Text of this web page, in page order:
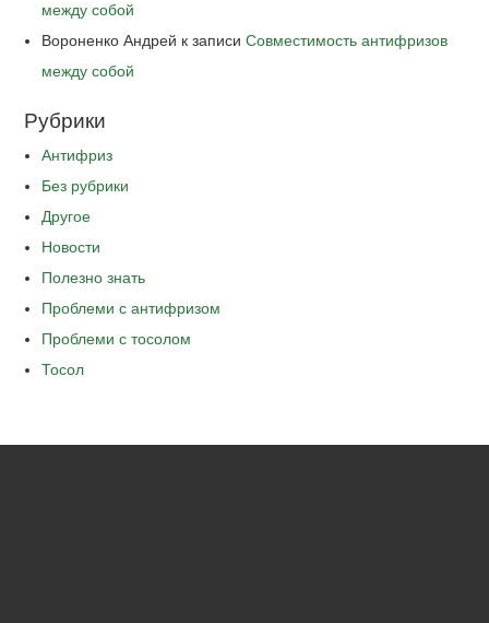
между собой
Вороненко Андрей к записиСовместимость антифризов
между собой
Рубрики
Антифриз
Без рубрики
Другое
Новости
Полезно знать
Проблеми с антифризом
Проблеми с тосолом
Тосол